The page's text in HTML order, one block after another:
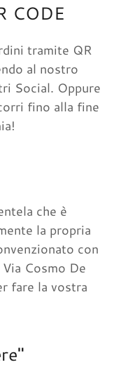
CODE
tramite QR
al nostro
Social. Oppure
fino alla fine
che è
la propria
con
Cosmo De
fare la vostra